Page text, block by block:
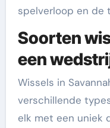
spelverloop en de
Soorten
een
Wissels in
verschillende
elk met een uniek